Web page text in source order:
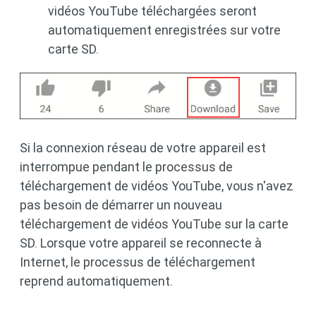
vidéos YouTube téléchargées seront
automatiquement enregistrées sur votre
carte SD.
Si la connexion réseau de votre appareil est
interrompue pendant le processus de
téléchargement de vidéos YouTube, vous n'avez
pas besoin de démarrer un nouveau
téléchargement de vidéos YouTube sur la carte
SD. Lorsque votre appareil se reconnecte à
Internet, le processus de téléchargement
reprend automatiquement.